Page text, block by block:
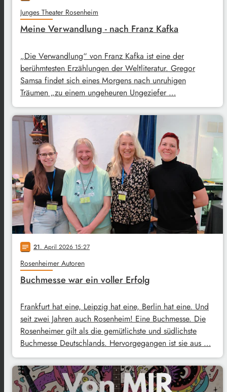
Junges Theater Rosenheim
Meine Verwandlung - nach Franz Kafka
„Die Verwandlung“ von Franz Kafka ist eine der
berühmtesten Erzählungen der Weltliteratur. Gregor
Samsa findet sich eines Morgens nach unruhigen
Träumen „zu einem ungeheuren Ungeziefer …
notes 21. April 2026 15:27
Rosenheimer Autoren
Buchmesse war ein voller Erfolg
Frankfurt hat eine, Leipzig hat eine, Berlin hat eine. Und
seit zwei Jahren auch Rosenheim! Eine Buchmesse. Die
Rosenheimer gilt als die gemütlichste und südlichste
Buchmesse Deutschlands. Hervorgegangen ist sie aus …